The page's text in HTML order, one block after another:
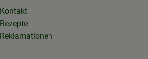
Kontakt
Rezepte
Reklamationen